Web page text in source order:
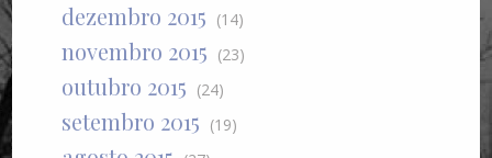
dezembro 2015 (14)
novembro 2015 (23)
outubro 2015 (24)
setembro 2015 (19)